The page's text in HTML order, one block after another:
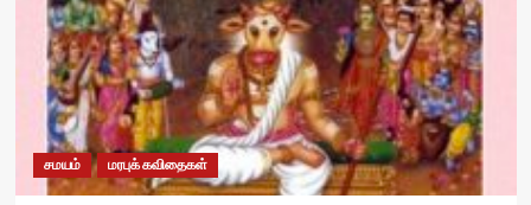
சமயம் மரபுக் கவிதைகள்